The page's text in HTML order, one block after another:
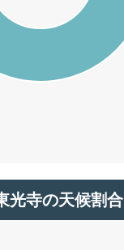
光寺の天候割合